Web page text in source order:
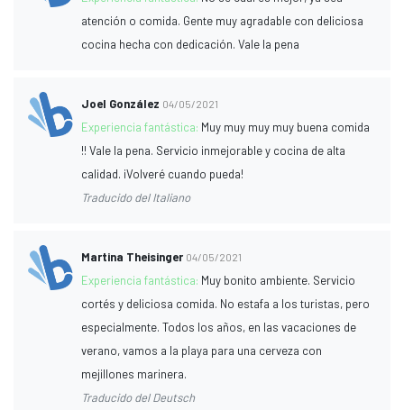
atención o comida. Gente muy agradable con deliciosa
cocina hecha con dedicación. Vale la pena
Joel González 04/05/2021
Experiencia fantástica: Muy muy muy muy buena comida
!! Vale la pena. Servicio inmejorable y cocina de alta
calidad. ¡Volveré cuando pueda!
Traducido del Italiano
Martina Theisinger 04/05/2021
Experiencia fantástica: Muy bonito ambiente. Servicio
cortés y deliciosa comida. No estafa a los turistas, pero
especialmente. Todos los años, en las vacaciones de
verano, vamos a la playa para una cerveza con
mejillones marinera.
Traducido del Deutsch